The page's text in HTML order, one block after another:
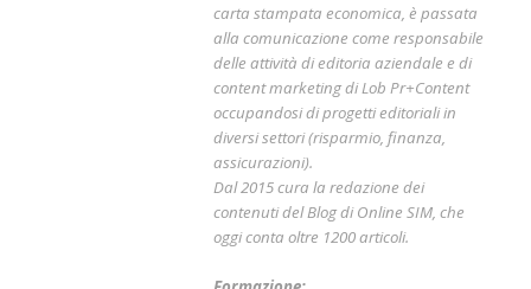
carta stampata economica, è passata
alla comunicazione come responsabile
delle attività di editoria aziendale e di
content marketing di Lob Pr+Content
occupandosi di progetti editoriali in
diversi settori (risparmio, finanza,
assicurazioni).
Dal 2015 cura la redazione dei
contenuti del Blog di Online SIM, che
oggi conta oltre 1200 articoli.